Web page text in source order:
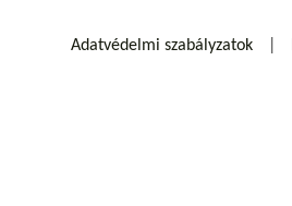
Adatvédelmi szabályzatok